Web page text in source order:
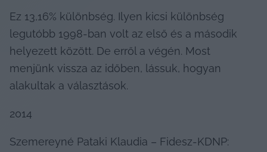
Ez 13,16% különbség. Ilyen kicsi különbség
legutóbb 1998-ban volt az első és a második
helyezett között. De erről a végén. Most
menjünk vissza az időben, lássuk, hogyan
alakultak a választások.
2014
Szemereyné Pataki Klaudia – Fidesz-KDNP: